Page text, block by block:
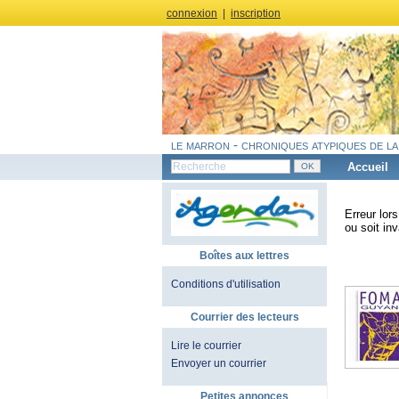
connexion inscription
le marron - chroniques atypiques de
Accueil
Boîtes aux lettres
Conditions d'utilisation
Courrier des lecteurs
Lire le courrier
Envoyer un courrier
Petites annonces
Erreur
ou soit